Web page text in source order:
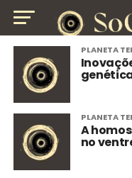
PLANETA
PLANETA
A
no